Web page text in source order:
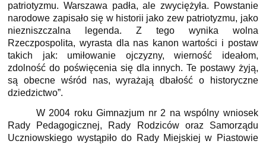
patriotyzmu. Warszawa padła, ale zwyciężyła. Powstanie
narodowe zapisało się w historii jako zew patriotyzmu, jako
niezniszczalna legenda. Z tego wynika wolna
Rzeczpospolita, wyrasta dla nas kanon wartości i postaw
takich jak: umiłowanie ojczyzny, wierność ideałom,
zdolność do poświęcenia się dla innych. Te postawy żyją,
są obecne wśród nas, wyrażają dbałość o historyczne
dziedzictwo”.
W 2004 roku Gimnazjum nr 2 na wspólny wniosek
Rady Pedagogicznej, Rady Rodziców oraz Samorządu
Uczniowskiego wystąpiło do Rady Miejskiej w Piastowie